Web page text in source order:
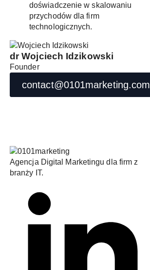
doświadczenie w skalowaniu
przychodów dla firm
technologicznych.
dr Wojciech Idzikowski
Founder
contact@0101marketing.com
Agencja Digital Marketingu dla firm z
branży IT.